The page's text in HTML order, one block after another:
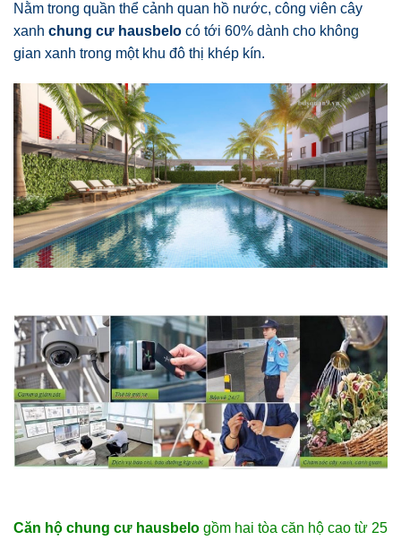
Nằm trong quần thể cảnh quan hồ nước, công viên cây
xanh chung cư hausbelo có tới 60% dành cho không
gian xanh trong một khu đô thị khép kín.
Căn hộ chung cư hausbelo gồm hai tòa căn hộ cao từ 25